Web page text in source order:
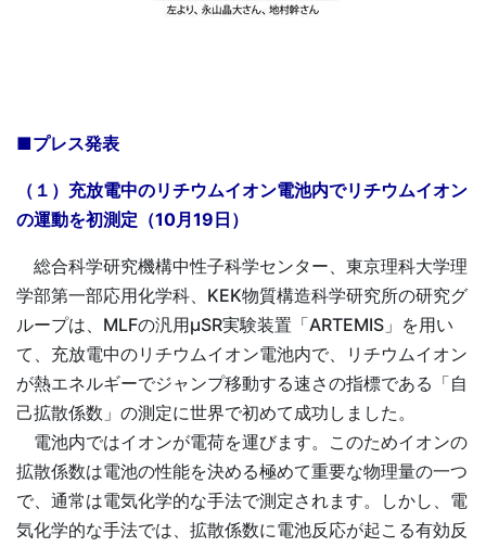
■プレス発表
（１）充放電中のリチウムイオン電池内でリチウムイオン
の運動を初測定（10月19日）
総合科学研究機構中性子科学センター、東京理科大学理
学部第一部応用化学科、KEK物質構造科学研究所の研究グ
ループは、MLFの汎用µSR実験装置「ARTEMIS」を用い
て、充放電中のリチウムイオン電池内で、リチウムイオン
が熱エネルギーでジャンプ移動する速さの指標である「自
己拡散係数」の測定に世界で初めて成功しました。
電池内ではイオンが電荷を運びます。このためイオンの
拡散係数は電池の性能を決める極めて重要な物理量の一つ
で、通常は電気化学的な手法で測定されます。しかし、電
気化学的な手法では、拡散係数に電池反応が起こる有効反